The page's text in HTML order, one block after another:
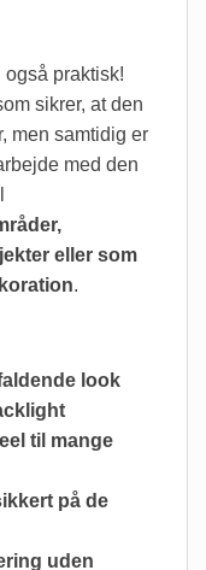
også praktisk!
sikrer, at den
men samtidig er
med den
eller som
.
look
til mange
på de
uden